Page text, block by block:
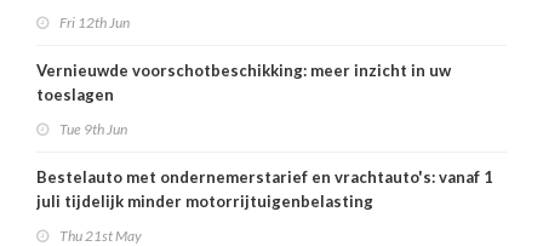
Fri 12th Jun
Vernieuwde voorschotbeschikking: meer inzicht in uw
toeslagen
Tue 9th Jun
Bestelauto met ondernemerstarief en vrachtauto's: vanaf 1
juli tijdelijk minder motorrijtuigenbelasting
Thu 21st May